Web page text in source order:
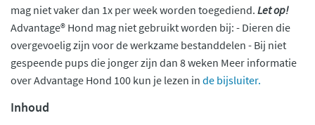
mag niet vaker dan 1x per week worden toegediend. Let op!
Advantage® Hond mag niet gebruikt worden bij: - Dieren die
overgevoelig zijn voor de werkzame bestanddelen - Bij niet
gespeende pups die jonger zijn dan 8 weken Meer informatie
over Advantage Hond 100 kun je lezen in de bijsluiter.
Inhoud